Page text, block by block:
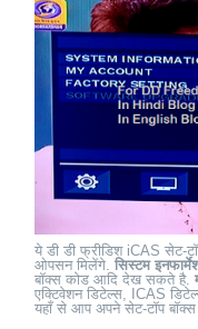
ये डी डी फ्रीडिश iCAS सेट-
ओपसन मिलेंगे. सिस्टम
बॉक्स कोड आदि देख सकते है.
एक्टिवेशन डिटेल्स, ICAS
यहाँ से आप अपने सेट-टॉप